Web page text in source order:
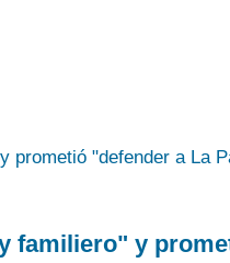
familiero" y